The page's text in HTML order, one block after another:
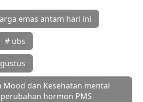
emas antam hari ini
# ubs
Mood dan Kesehatan mental
hormon PMS